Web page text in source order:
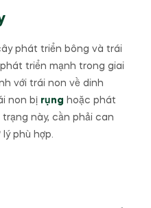
phát triển bông và trái
phát triển mạnh trong giai
với trái non về dinh
non bị rụng hoặc phát
này, cần phải can
phù hợp.